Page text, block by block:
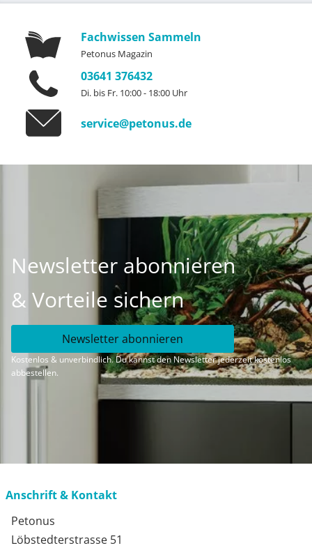
Fachwissen Sammeln
Petonus Magazin
03641 376432
Di. bis Fr. 10:00 - 18:00 Uhr
service@petonus.de
Newsletter abonnieren
& Vorteile sichern
Newsletter abonnieren
Kostenlos & unverbindlich. Du kannst den Newsletter jederzeit kostenlos
abbestellen.
Anschrift & Kontakt
Petonus
Löbstedterstrasse 51